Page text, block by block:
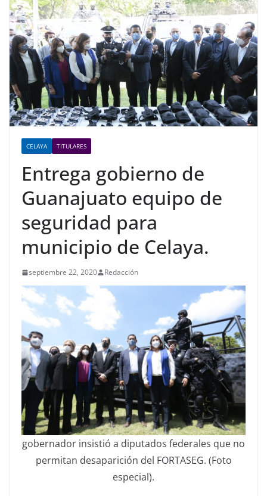
CELAYA TITULARES
Entrega gobierno de
Guanajuato equipo de
seguridad para
municipio de Celaya.
septiembre 22, 2020 Redacción
gobernador insistió a diputados federales que no
permitan desaparición del FORTASEG. (Foto
especial).